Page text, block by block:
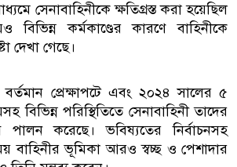
সেনাবাহিনীকে ক্ষতিগ্রস্ত করা হয়েছিল
কর্মকাণ্ডের কারণে বাহিনীকে
দেখা গেছে।
প্রেক্ষাপটে এবং ২০২৪ সালের ৫
বিভিন্ন পরিস্থিতিতে সেনাবাহিনী তাদের
পালন করেছে। ভবিষ্যতের নির্বাচনসহ
বাহিনীর ভূমিকা আরও স্বচ্ছ ও পেশাদার